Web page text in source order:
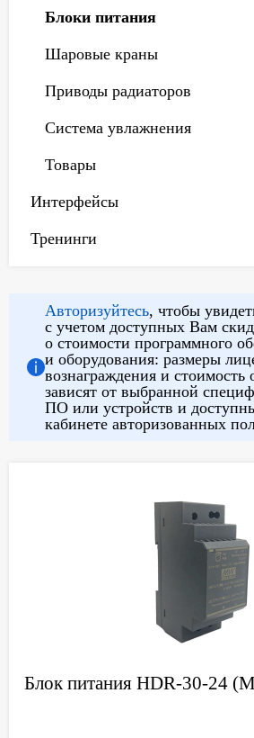
Блоки питания
Шаровые краны
Приводы радиаторов
Система увлажнения
Товары
Интерфейсы
Тренинги
Авторизуйтесь, чтобы
с учетом доступных Вам
о стоимости программного
и оборудования: размеры
вознаграждения и стоимость
зависят от выбранной
ПО или устройств и
кабинете авторизованных
Блок питания HDR-30-24